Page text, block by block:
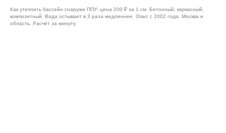
Как утеплить бассейн снаружи ППУ: цена 200 ₽ за 1 см. Бетонный, каркасный,
композитный. Вода остывает в 3 раза медленнее. Опыт с 2002 года. Москва и
область. Расчёт за минуту.